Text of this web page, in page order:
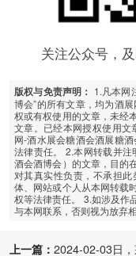
关注公众号，
版权与免责声明： 1.凡本网
博会”的所有文章，均为酒
权或有权使用的文章，未经
文章。已经本网授权使用文
网-酒水展会糖酒会酒展糖
法律责任。 2.本网转载并
酒会酒博会）的文章，目的
对其真实性负责，不承担
体、网站或个人从本网转载
权等法律责任。 3.如涉及作
与本网联系，否则视为放弃相
上一篇： 2024-02-03日